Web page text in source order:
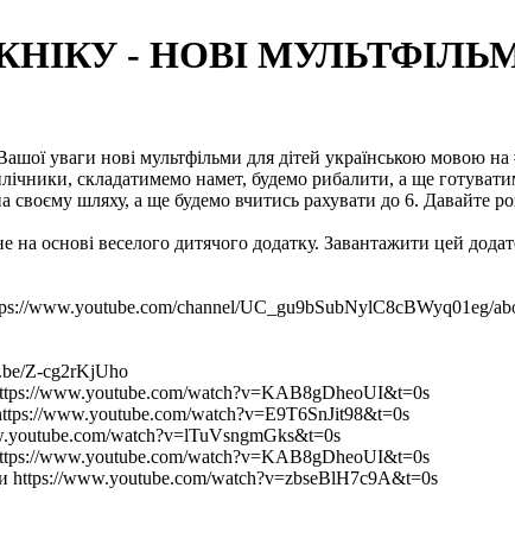
- НОВІ
уваги нові мультфільми для дітей українською мовою
складатимемо намет, будемо рибалити, а ще
своєму шляху, а ще будемо вчитись рахувати до 6. Давайте
на основі веселого дитячого додатку. Завантажити цей
channel/UC_gu9bSubNylC8cBWyq01eg/
Z-cg2rKjUho
www.youtube.com/watch?v=KAB8gDheoUI&t=0s
www.youtube.com/watch?v=E9T6SnJit98&t=0s
watch?v=lTuVsngmGks&t=0s
www.youtube.com/watch?v=KAB8gDheoUI&t=0s
https://www.youtube.com/watch?v=zbseBlH7c9A&t=0s